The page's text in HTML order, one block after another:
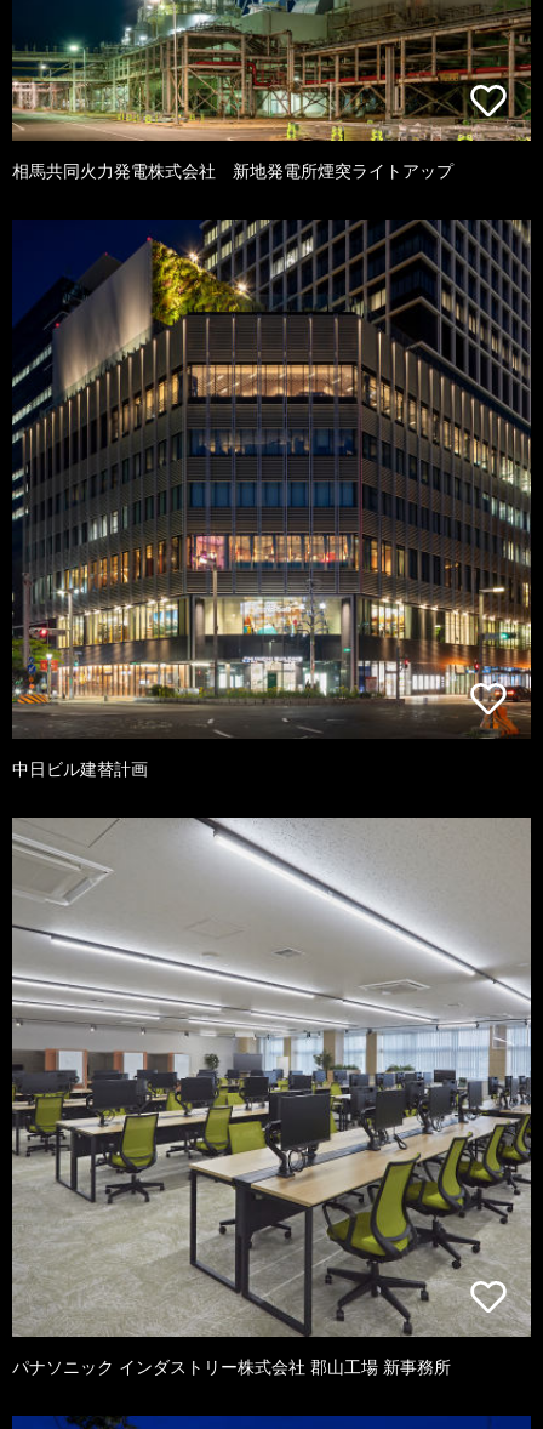
相馬共同火力発電株式会社 新地発電所煙突ライトアップ
中日ビル建替計画
パナソニック インダストリー株式会社 郡山工場 新事務所